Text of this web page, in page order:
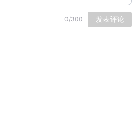
0/300 发表评论